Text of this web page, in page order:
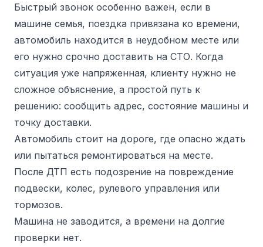
Быстрый звонок особенно важен, если в
машине семья, поездка привязана ко времени,
автомобиль находится в неудобном месте или
его нужно срочно доставить на СТО. Когда
ситуация уже напряженная, клиенту нужно не
сложное объяснение, а простой путь к
решению: сообщить адрес, состояние машины и
точку доставки.
Автомобиль стоит на дороге, где опасно ждать
или пытаться ремонтироваться на месте.
После ДТП есть подозрение на повреждение
подвески, колес, рулевого управления или
тормозов.
Машина не заводится, а времени на долгие
проверки нет.